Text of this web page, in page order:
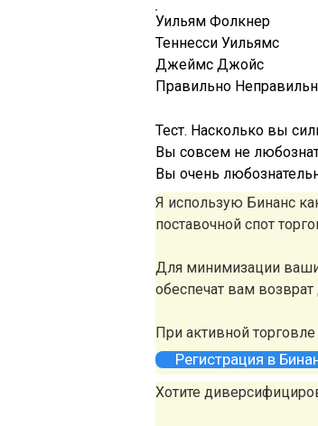
Уильям Фолкнер
Теннесси Уильямс
Джеймс Джойс
Правильно
Тест. Насколько вы
Вы совсем не
Вы очень
Я использую Бинанс
поставочной спот
Для минимизации
обеспечат вам
При активной
Регистрация в
Хотите